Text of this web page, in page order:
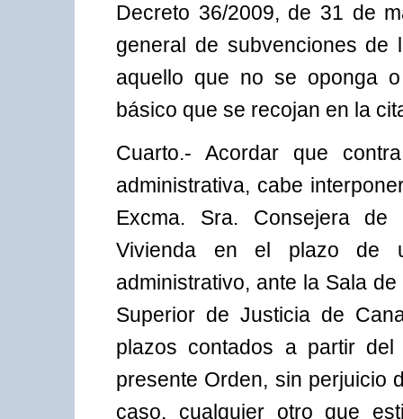
Decreto 36/2009, de 31 de
general de subvenciones de
aquello que no se oponga
básico que se recojan en la
Cuarto.- Acordar que
administrativa, cabe
Excma. Sra. Consejera de
Vivienda en el plazo de
administrativo, ante la Sala
Superior de Justicia de
plazos contados a partir
presente Orden, sin perjuicio
caso, cualquier otro que